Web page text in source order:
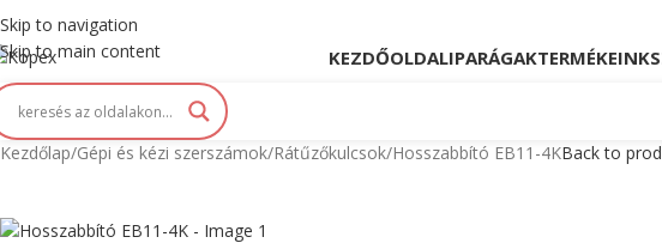
Skip to navigation
Skip to main content
Innováció és Tradíció kéz a kézben...
KEZDŐOLDALIPARÁGAKTERMÉKEINK
Kezdőlap Gépi és kézi szerszámok Rátűzőkulcsok Hosszabbító EB11-4KBack to